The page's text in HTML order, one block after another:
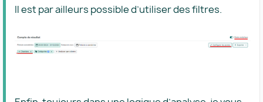
Il est par ailleurs possible d’utiliser des filtres.